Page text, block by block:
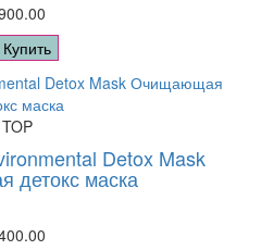
TOP
Detox Mask
маска